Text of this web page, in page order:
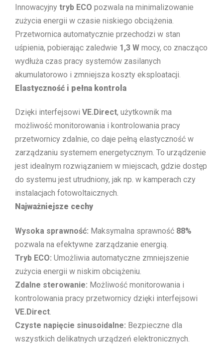
Innowacyjny tryb ECO pozwala na minimalizowanie
zużycia energii w czasie niskiego obciążenia.
Przetwornica automatycznie przechodzi w stan
uśpienia, pobierając zaledwie 1,3 W mocy, co znacząco
wydłuża czas pracy systemów zasilanych
akumulatorowo i zmniejsza koszty eksploatacji.
Elastyczność i pełna kontrola
Dzięki interfejsowi VE.Direct, użytkownik ma
możliwość monitorowania i kontrolowania pracy
przetwornicy zdalnie, co daje pełną elastyczność w
zarządzaniu systemem energetycznym. To urządzenie
jest idealnym rozwiązaniem w miejscach, gdzie dostęp
do systemu jest utrudniony, jak np. w kamperach czy
instalacjach fotowoltaicznych.
Najważniejsze cechy
Wysoka sprawność: Maksymalna sprawność 88%
pozwala na efektywne zarządzanie energią.
Tryb ECO: Umożliwia automatyczne zmniejszenie
zużycia energii w niskim obciążeniu.
Zdalne sterowanie: Możliwość monitorowania i
kontrolowania pracy przetwornicy dzięki interfejsowi
VE.Direct
Czyste napięcie sinusoidalne: Bezpieczne dla
wszystkich delikatnych urządzeń elektronicznych.